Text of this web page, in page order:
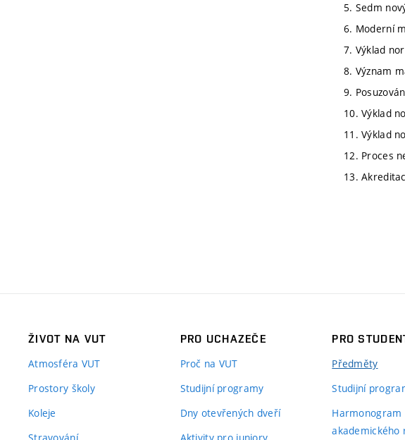
5. Sedm
6. Moderní
7. Výklad
8. Význam
9.
10. Výklad
11. Výklad
12. Proces
13.
ŽIVOT NA VUT
Atmosféra VUT
Prostory školy
Koleje
PRO UCHAZEČE
Proč na VUT
Studijní programy
Dny otevřených dveří
PRO
Předměty
Studijní
Harmonogram
akademického